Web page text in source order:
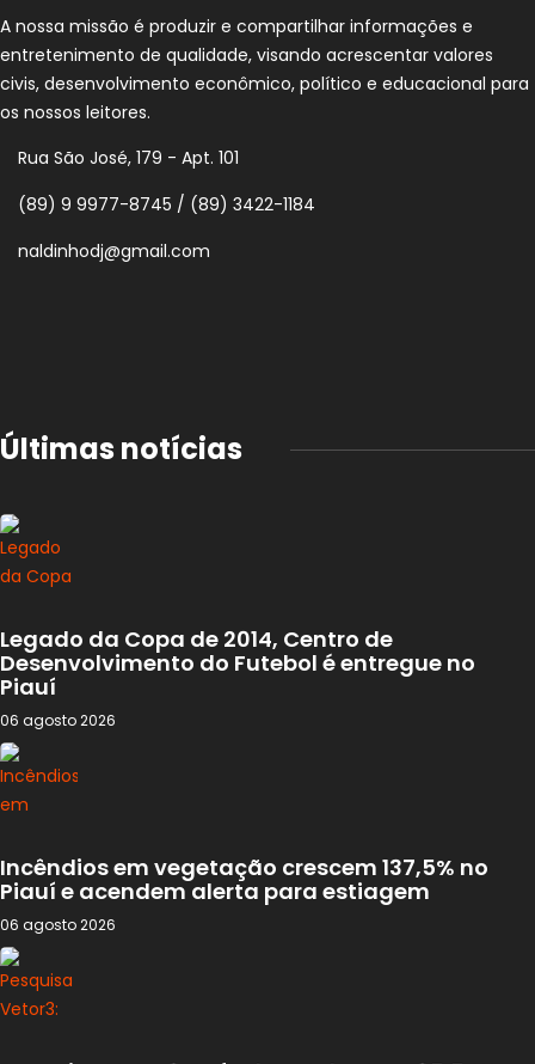
A nossa missão é produzir e compartilhar informações e
entretenimento de qualidade, visando acrescentar valores
civis, desenvolvimento econômico, político e educacional para
os nossos leitores.
Rua São José, 179 - Apt. 101
(89) 9 9977-8745 / (89) 3422-1184
naldinhodj@gmail.com
Últimas notícias
Legado da Copa de 2014, Centro de
Desenvolvimento do Futebol é entregue no
Piauí
06 agosto 2026
Incêndios em vegetação crescem 137,5% no
Piauí e acendem alerta para estiagem
06 agosto 2026